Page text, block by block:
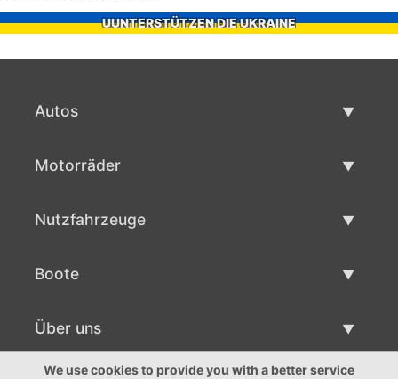
UUNTERSTÜTZEN DIE UKRAINE
Autos
Motorräder
Nutzfahrzeuge
Boote
Bootsverkauf
Über uns
Über uns
We use cookies to provide you with a better service